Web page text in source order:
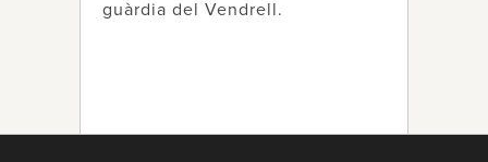
guàrdia del Vendrell.